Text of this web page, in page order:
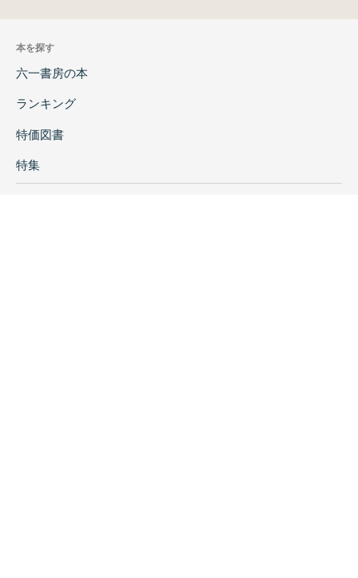
本を探す
六一書房の本
ランキング
特価図書
特集